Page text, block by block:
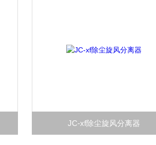
JC-xf除尘旋风分离器